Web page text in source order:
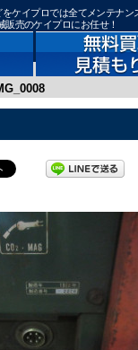
ケイプロでは全てメンテナ
売のケイプロにお任せ！